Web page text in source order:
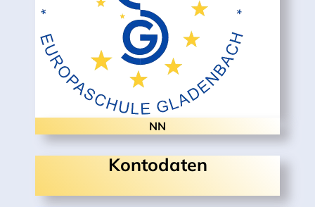
NN
Kontodaten